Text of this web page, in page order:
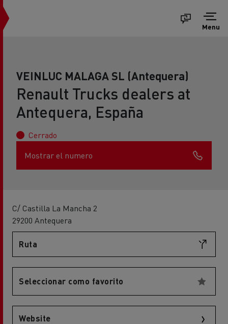
Menu
VEINLUC MALAGA SL (Antequera)
Renault Trucks dealers at
Antequera, España
Cerrado
Mostrar el numero
C/ Castilla La Mancha 2
29200 Antequera
Ruta
Seleccionar como favorito
Website